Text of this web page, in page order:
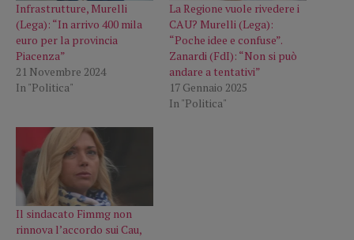
Infrastrutture, Murelli
(Lega): “In arrivo 400 mila
euro per la provincia
Piacenza”
21 Novembre 2024
In "Politica"
La Regione vuole rivedere i
CAU? Murelli (Lega):
“Poche idee e confuse”.
Zanardi (FdI): “Non si può
andare a tentativi”
17 Gennaio 2025
In "Politica"
Il sindacato Fimmg non
rinnova l’accordo sui Cau,